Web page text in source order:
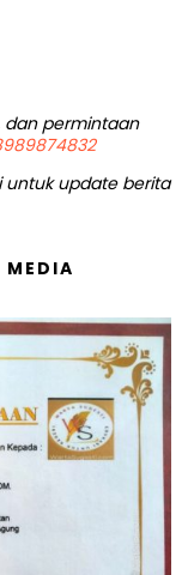
dan permintaan
untuk update berita
MEDIA